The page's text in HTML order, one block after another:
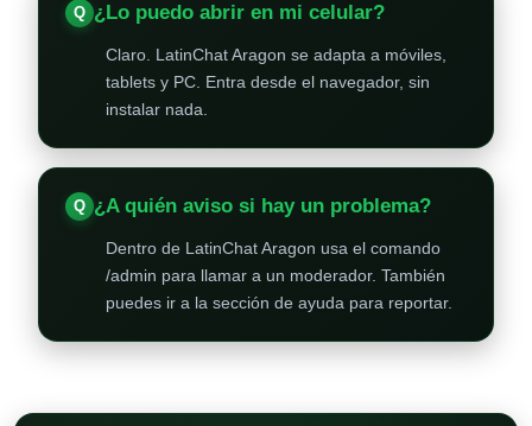
¿Lo puedo abrir en mi celular?
Claro. LatinChat Aragon se adapta a móviles,
tablets y PC. Entra desde el navegador, sin
instalar nada.
¿A quién aviso si hay un problema?
Dentro de LatinChat Aragon usa el comando
/admin para llamar a un moderador. También
puedes ir a la sección de ayuda para reportar.